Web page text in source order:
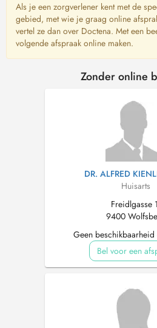
Als je een zorgverlener kent met de
gebied, met wie je graag online
vertel ze dan over Doctena. Met een
volgende afspraak online maken.
Zonder online
DR. ALFRED
Huisarts
Freidlgasse
9400
Geen
Bel voor een